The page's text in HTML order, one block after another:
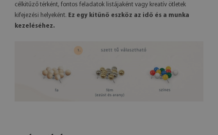
célkitűző térként, fontos feladatok listájaként vagy kreatív ötletek
kifejezési helyeként. Ez egy kitűnő eszköz az idő és a munka
kezeléséhez.